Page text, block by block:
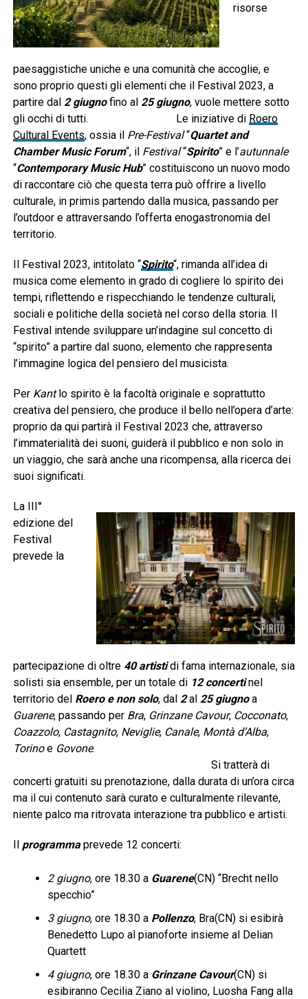
risorse
paesaggistiche uniche e una comunità che accoglie, e
sono proprio questi gli elementi che il Festival 2023, a
partire dal2 giugnofino al 25 giugno, vuole mettere sotto
gli occhi di tutti. Le iniziative di Roero
Cultural Events, ossia il Pre-Festival“Quartet and
Chamber Music Forum“, il Festival“Spirito” e l’autunnale
“Contemporary Music Hub” costituiscono un nuovo modo
di raccontare ciò che questa terra può offrire a livello
culturale, in primis partendo dalla musica, passando per
l’outdoor e attraversando l’offerta enogastronomia del
territorio.
Il Festival 2023, intitolato “Spirito“, rimanda all’idea di
musica come elemento in grado di cogliere lo spirito dei
tempi, riflettendo e rispecchiando le tendenze culturali,
sociali e politiche della società nel corso della storia. Il
Festival intende sviluppare un’indagine sul concetto di
“spirito” a partire dal suono, elemento che rappresenta
l’immagine logica del pensiero del musicista.
Per Kantlo spirito è la facoltà originale e soprattutto
creativa del pensiero, che produce il bello nell’opera d’arte:
proprio da qui partirà il Festival 2023 che, attraverso
l’immaterialità dei suoni, guiderà il pubblico e non solo in
un viaggio, che sarà anche una ricompensa, alla ricerca dei
suoi significati.
La III°
edizione del
Festival
prevede la
partecipazione di oltre 40 artistidi fama internazionale, sia
solisti sia ensemble, per un totale di 12 concertinel
territorio del Roero e non solo, dal 2al 25 giugnoa
Guarene, passando per Bra, Grinzane Cavour, Cocconato,
Coazzolo, Castagnito, Neviglie, Canale, Montà d’Alba,
Torinoe Govone.
Si tratterà di
concerti gratuiti su prenotazione, dalla durata di un’ora circa
ma il cui contenuto sarà curato e culturalmente rilevante,
niente palco ma ritrovata interazione tra pubblico e artisti.
programmaprevede 12 concerti:
2 giugno, ore 18.30 a Guarene(CN) “Brecht nello
specchio”
3 giugno, ore 18.30 a Pollenzo, Bra(CN) si esibirà
Benedetto Lupo al pianoforte insieme al Delian
Quartett
4 giugno, ore 18.30 a Grinzane Cavour(CN) si
esibiranno Cecilia Ziano al violino, Luosha Fang alla